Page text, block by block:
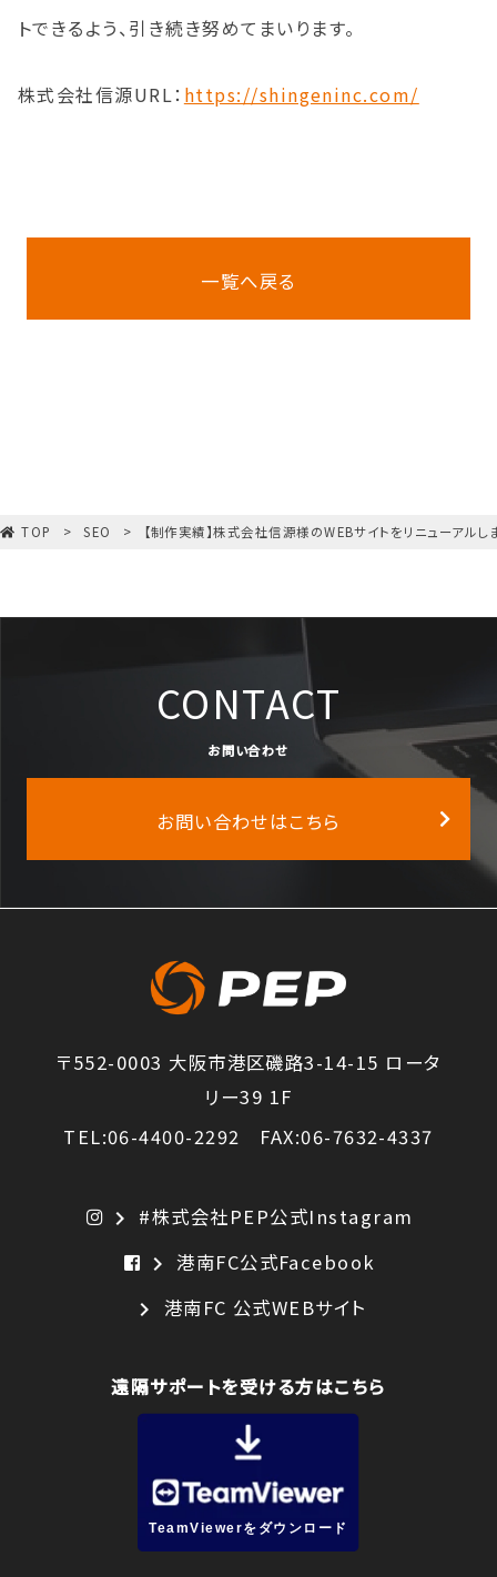
トできるよう、引き続き努めてまいります。
株式会社信源URL： https://shingeninc.com/
一覧へ戻る
TOP SEO 【制作実績】株式会社信源様のWEBサイトをリニューアルし
CONTACT
お問い合わせ
お問い合わせはこちら
〒552-0003 大阪市港区磯路3-14-15 ロータ
リー39 1F
TEL:06-4400-2292 FAX:06-7632-4337
chevron_right #株式会社PEP公式Instagram
chevron_right 港南FC公式Facebook
chevron_right 港南FC 公式WEBサイト
遠隔サポートを受ける方はこちら
TeamViewerをダウンロード